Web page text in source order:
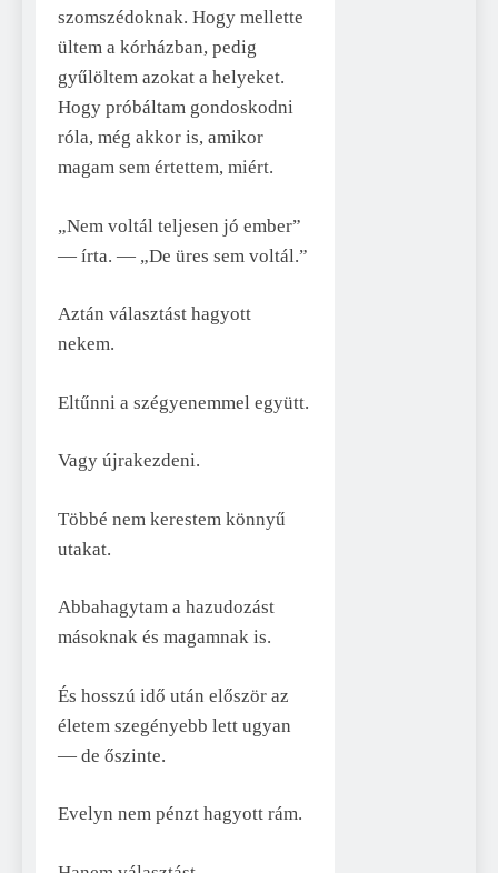
szomszédoknak. Hogy mellette
ültem a kórházban, pedig
gyűlöltem azokat a helyeket.
Hogy próbáltam gondoskodni
róla, még akkor is, amikor
magam sem értettem, miért.
„Nem voltál teljesen jó ember”
— írta. — „De üres sem voltál.”
Aztán választást hagyott
nekem.
Eltűnni a szégyenemmel együtt.
Vagy újrakezdeni.
Többé nem kerestem könnyű
utakat.
Abbahagytam a hazudozást
másoknak és magamnak is.
És hosszú idő után először az
életem szegényebb lett ugyan
— de őszinte.
Evelyn nem pénzt hagyott rám.